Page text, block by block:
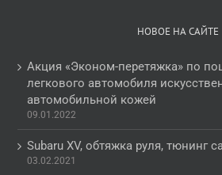
НОВОЕ НА САЙТЕ
Акция «Эконом-перетяжка» по
легкового автомобиля
автомобильной кожей
09.01.2022
Subaru XV, обтяжка руля, тюнинг
03.02.2021